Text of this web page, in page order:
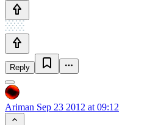
Reply
Ariman Sep 23 2012 at 09:12